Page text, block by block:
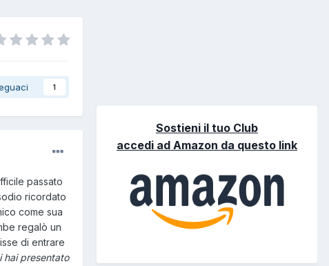
1
passato
ricordato
come sua
regalò un
di entrare
hai presentato
Sostieni il tuo Club
accedi ad Amazon da questo link